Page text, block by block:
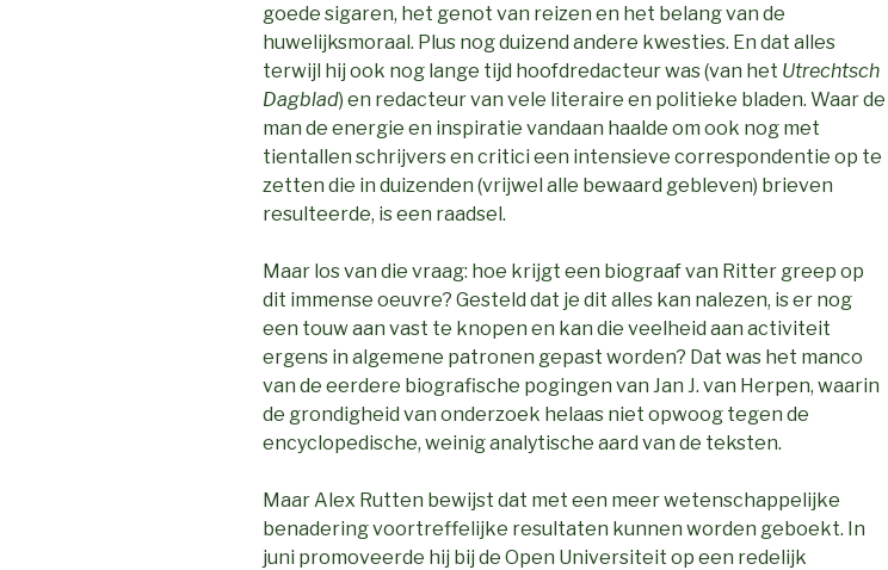
goede sigaren, het genot van reizen en het belang van de
huwelijksmoraal. Plus nog duizend andere kwesties. En dat alles
terwijl hij ook nog lange tijd hoofdredacteur was (van het Utrechtsch
Dagblad) en redacteur van vele literaire en politieke bladen. Waar de
man de energie en inspiratie vandaan haalde om ook nog met
tientallen schrijvers en critici een intensieve correspondentie op te
zetten die in duizenden (vrijwel alle bewaard gebleven) brieven
resulteerde, is een raadsel.
Maar los van die vraag: hoe krijgt een biograaf van Ritter greep op
dit immense oeuvre? Gesteld dat je dit alles kan nalezen, is er nog
een touw aan vast te knopen en kan die veelheid aan activiteit
ergens in algemene patronen gepast worden? Dat was het manco
van de eerdere biografische pogingen van Jan J. van Herpen, waarin
de grondigheid van onderzoek helaas niet opwoog tegen de
encyclopedische, weinig analytische aard van de teksten.
Maar Alex Rutten bewijst dat met een meer wetenschappelijke
benadering voortreffelijke resultaten kunnen worden geboekt. In
juni promoveerde hij bij de Open Universiteit op een redelijk